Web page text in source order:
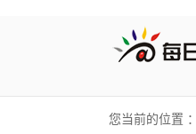
您当前的位置 ：